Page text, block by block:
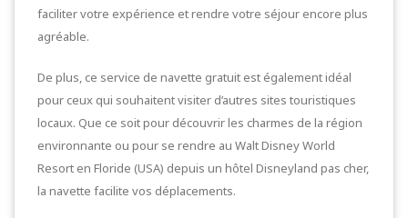
faciliter votre expérience et rendre votre séjour encore plus
agréable.
De plus, ce service de navette gratuit est également idéal
pour ceux qui souhaitent visiter d’autres sites touristiques
locaux. Que ce soit pour découvrir les charmes de la région
environnante ou pour se rendre au Walt Disney World
Resort en Floride (USA) depuis un hôtel Disneyland pas cher,
la navette facilite vos déplacements.